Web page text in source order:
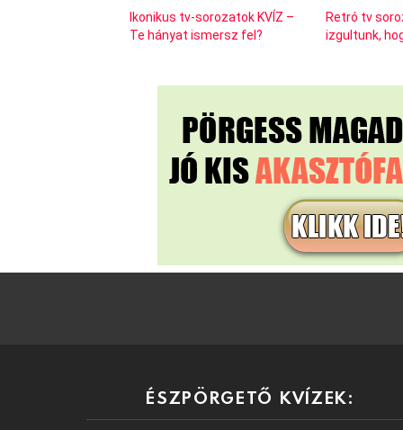
Ikonikus tv-sorozatok KVÍZ –
Te hányat ismersz fel?
Retró tv
izgultunk,
ÉSZPÖRGETŐ KVÍZEK: